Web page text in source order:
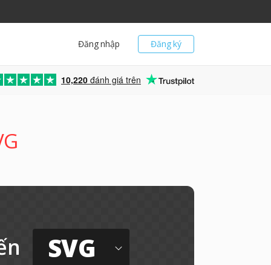
Đăng ký
Đăng nhập
10,220 đánh giá trên
SVG